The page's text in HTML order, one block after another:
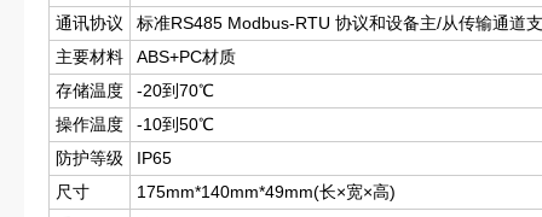
通讯协议
标准RS485 Modbus-RTU 协议和设备主/从传输通道
主要材料
ABS+PC材质
存储温度
-20到70℃
操作温度
-10到50℃
防护等级
IP65
尺寸
175mm*140mm*49mm(长×宽×高)